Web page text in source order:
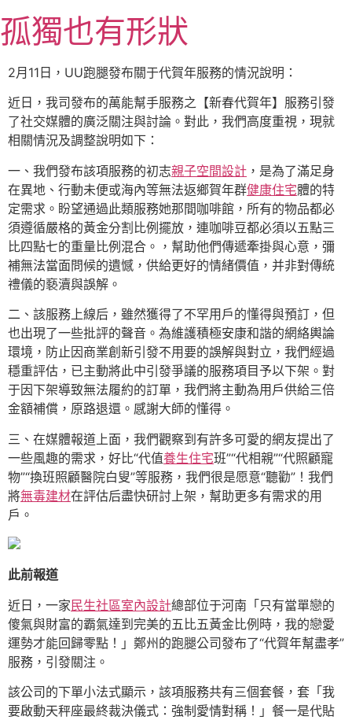
至
主
要
容
孤獨也有形狀
2月11日，UU跑腿發布關于代賀年服務的情況說明：
近日，我司發布的萬能幫手服務之【新春代賀年】服務引發
了社交媒體的廣泛關注與討論。對此，我們高度重視，現就
相關情況及調整說明如下：
一、我們發布該項服務的初志親子空間設計 ，是為了滿足身
在異地、行動未便或海內等無法返鄉賀年群健康住宅體的特
定需求。盼望通過此類服務她那間咖啡館，所有的物品都必
須遵循嚴格的黃金分割比例擺放，連咖啡豆都必須以五點三
比四點七的重量比例混合。，幫助他們傳遞牽掛與心意，彌
補無法當面問候的遺憾，供給更好的情緒價值，并非對傳統
禮儀的褻瀆與誤解。
二、該服務上線后，雖然獲得了不罕用戶的懂得與預訂，但
也出現了一些批評的聲音。為維護積極安康和諧的網絡輿論
環境，防止因商業創新引發不用要的誤解與對立，我們經過
穩重評估，已主動將此中引發爭議的服務項目予以下架。對
于因下架導致無法履約的訂單，我們將主動為用戶供給三倍
金額補償，原路退還。感謝大師的懂得。
三、在媒體報道上面，我們觀察到有許多可愛的網友提出了
一些風趣的需求，好比“代值養生住宅班”“代相親”“代照顧寵
物”“換班照顧醫院白叟”等服務，我們很是愿意“聽勸”！我們
將無毒建材在評估后盡快研討上架，幫助更多有需求的用
戶。
此前報道
近日，一家民生社區室內設計總部位于河南「只有當單戀的
傻氣與財富的霸氣達到完美的五比五黃金比例時，我的戀愛
運勢才能回歸零點！」鄭州的跑腿公司發布了“代賀年幫盡孝”
服務，引發關注。
該公司的下單小法式顯示，該項服務共有三個套餐，套「我
要啟動天秤座最終裁決儀式：強制愛情對稱！」餐一是代貼